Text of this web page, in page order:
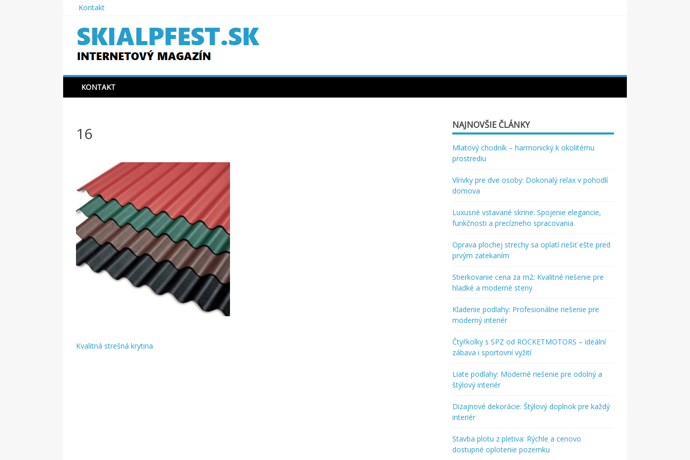
content
Kontakt
SKIAPLFEST.SK
KONTAKT
16
Kvalitná strešná krytina
NAJNOVŠIE ČLÁNKY
Mlatový chodník – harmonický k okolitému
prostrediu
Vírivky pre dve osoby: Dokonalý relax v pohodlí
domova
Luxusné vstavané skrine: Spojenie elegancie,
funkčnosti a precízneho spracovania
Oprava plochej strechy sa oplatí riešiť ešte pred
prvým zatekaním
Stierkovanie cena za m2: Kvalitné riešenie pre
hladké a moderné steny
Kladenie podlahy: Profesionálne riešenie pre
moderný interiér
Čtyřkolky s SPZ od ROCKETMOTORS – ideální
zábava i sportovní vyžití
Liate podlahy: Moderné riešenie pre odolný a
štýlový interiér
Dizajnové dekorácie: Štýlový doplnok pre každý
interiér
Stavba plotu z pletiva: Rýchle a cenovo
dostupné oplotenie pozemku